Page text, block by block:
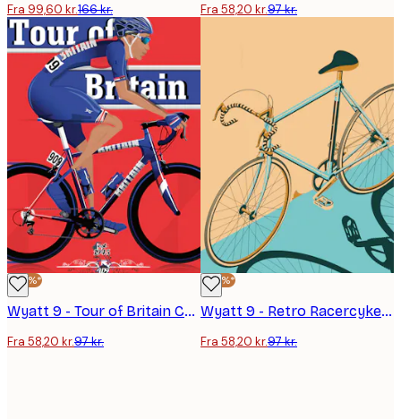
Fra 99,60 kr.166 kr. Fra 58,20 kr.97 kr.
-40%*
Wyatt 9 - Tour of Britain Cyklist Plakat
Fra 58,20 kr.97 kr.
-40%*
Wyatt 9 - Retro Racercykel Plakat
Fra 58,20 kr.97 kr.